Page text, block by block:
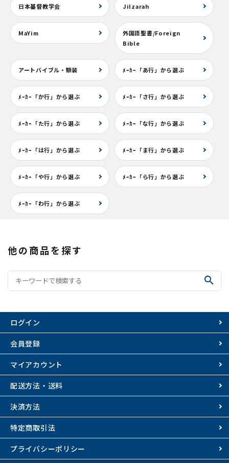
日本基督教学会 Jilzarah
MaYim
外国語聖書/Foreign
Bible
アートバイブル・額装 ﾒｰｶｰ「あ行」から選ぶ
ﾒｰｶｰ「か行」から選ぶ ﾒｰｶｰ「さ行」から選ぶ
ﾒｰｶｰ「た行」から選ぶ ﾒｰｶｰ「な行」から選ぶ
ﾒｰｶｰ「は行」から選ぶ ﾒｰｶｰ「ま行」から選ぶ
ﾒｰｶｰ「や行」から選ぶ ﾒｰｶｰ「ら行」から選ぶ
ﾒｰｶｰ「わ行」から選ぶ
他の商品を探す
search
ログイン
会員登録
マイアカウント
配送方法・送料
決済方法
特定商取引法
プライバシーポリシー